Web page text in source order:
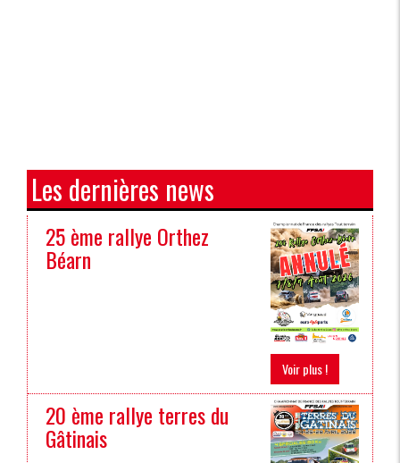
Les dernières news
25 ème rallye Orthez
Béarn
Voir plus !
20 ème rallye terres du
Gâtinais